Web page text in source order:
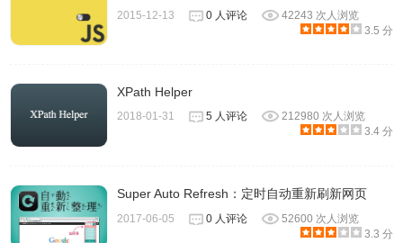
2015-12-13 0 人评论
42243 次人浏览
3.5 分
XPath Helper
2018-01-31 5 人评论
212980 次人浏览
3.4 分
Super Auto Refresh：定时自动重新刷新网页
2017-06-05 0 人评论
52600 次人浏览
3.3 分